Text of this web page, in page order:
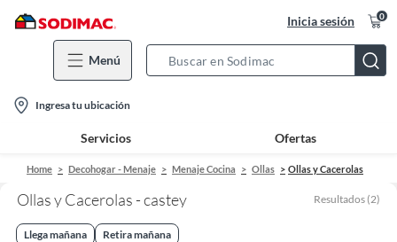
Inicia sesión 0
Menú
Bar
location-
icon
Ingresa tu ubicación
Servicios Ofertas
Home Decohogar - Menaje Menaje Cocina Ollas Ollas y Cacerolas
Ollas y Cacerolas - castey Resultados (2)
Llega mañana Retira mañana